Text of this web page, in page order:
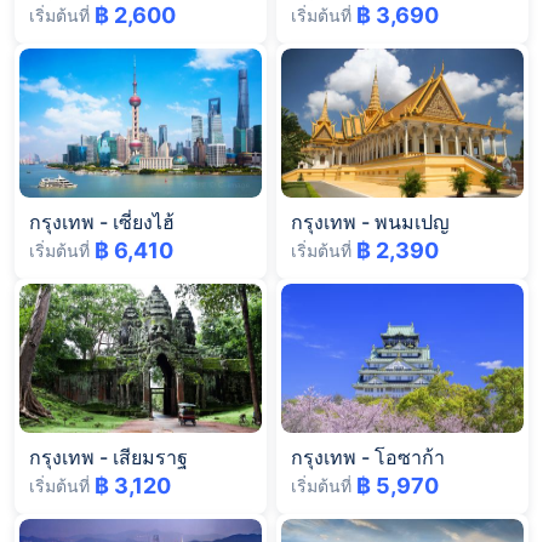
เริ่มต้นที่ ฿ 2,600 เริ่มต้นที่ ฿ 3,690
กรุงเทพ - เซี่ยงไฮ้
เริ่มต้นที่ ฿ 6,410
กรุงเทพ - พนมเปญ
เริ่มต้นที่ ฿ 2,390
กรุงเทพ - เสียมราฐ
เริ่มต้นที่ ฿ 3,120
กรุงเทพ - โอซาก้า
เริ่มต้นที่ ฿ 5,970